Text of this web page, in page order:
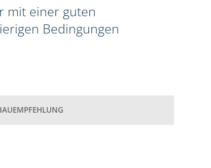
mit einer guten
Bedingungen